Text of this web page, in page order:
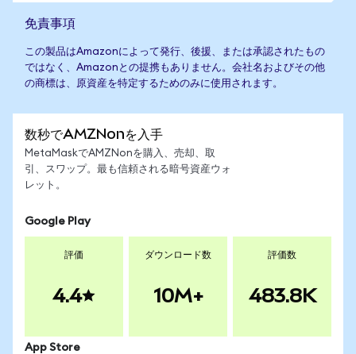
免責事項
この製品はAmazonによって発行、後援、または承認されたもの
ではなく、Amazonとの提携もありません。会社名およびその他
の商標は、原資産を特定するためのみに使用されます。
数秒でAMZNonを入手
MetaMaskでAMZNonを購入、売却、取
引、スワップ。最も信頼される暗号資産ウォ
レット。
Google Play
評価
4.4
ダウンロード数
10M+
評価数
483.8K
App Store